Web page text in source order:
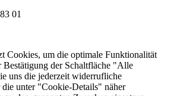
01
Cookies, um die optimale Funktionalität
Bestätigung der Schaltfläche "Alle
uns die jederzeit widerrufliche
unter "Cookie-Details" näher